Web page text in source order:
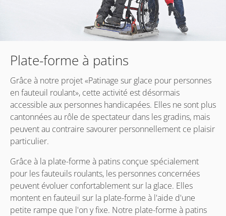
Plate-forme à patins
Grâce à notre projet «Patinage sur glace pour personnes
en fauteuil roulant», cette activité est désormais
accessible aux personnes handicapées. Elles ne sont plus
cantonnées au rôle de spectateur dans les gradins, mais
peuvent au contraire savourer personnellement ce plaisir
particulier.
Grâce à la plate-forme à patins conçue spécialement
pour les fauteuils roulants, les personnes concernées
peuvent évoluer confortablement sur la glace. Elles
montent en fauteuil sur la plate-forme à l'aide d'une
petite rampe que l'on y fixe. Notre plate-forme à patins